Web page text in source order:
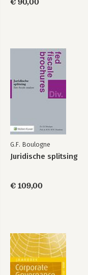
Bekijk alle boeken
deel A
€ 90,00
G.F. Boulogne
Juridische splitsing
€ 109,00